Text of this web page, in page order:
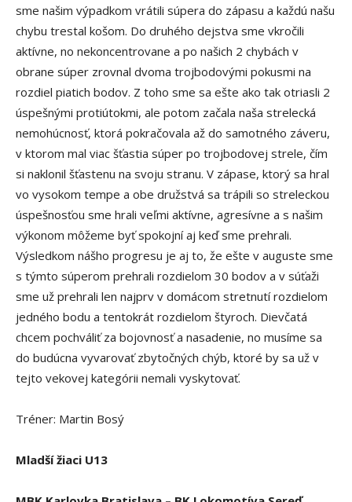
sme našim výpadkom vrátili súpera do zápasu a každú našu
chybu trestal košom. Do druhého dejstva sme vkročili
aktívne, no nekoncentrovane a po našich 2 chybách v
obrane súper zrovnal dvoma trojbodovými pokusmi na
rozdiel piatich bodov. Z toho sme sa ešte ako tak otriasli 2
úspešnými protiútokmi, ale potom začala naša strelecká
nemohúcnosť, ktorá pokračovala až do samotného záveru,
v ktorom mal viac šťastia súper po trojbodovej strele, čím
si naklonil šťastenu na svoju stranu. V zápase, ktorý sa hral
vo vysokom tempe a obe družstvá sa trápili so streleckou
úspešnosťou sme hrali veľmi aktívne, agresívne a s našim
výkonom môžeme byť spokojní aj keď sme prehrali.
Výsledkom nášho progresu je aj to, že ešte v auguste sme
s týmto súperom prehrali rozdielom 30 bodov a v súťaži
sme už prehrali len najprv v domácom stretnutí rozdielom
jedného bodu a tentokrát rozdielom štyroch. Dievčatá
chcem pochváliť za bojovnosť a nasadenie, no musíme sa
do budúcna vyvarovať zbytočných chýb, ktoré by sa už v
tejto vekovej kategórii nemali vyskytovať.
Tréner: Martin Bosý
Mladší žiaci U13